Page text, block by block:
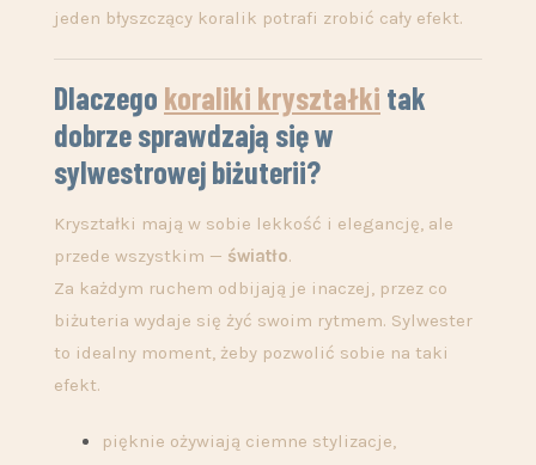
jeden błyszczący koralik potrafi zrobić cały efekt.
Dlaczego koraliki kryształki tak
dobrze sprawdzają się w
sylwestrowej biżuterii?
Kryształki mają w sobie lekkość i elegancję, ale
przede wszystkim — światło.
Za każdym ruchem odbijają je inaczej, przez co
biżuteria wydaje się żyć swoim rytmem. Sylwester
to idealny moment, żeby pozwolić sobie na taki
efekt.
pięknie ożywiają ciemne stylizacje,